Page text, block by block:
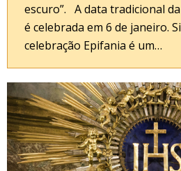
escuro”. A data tradicional
é celebrada em 6 de janeiro.
celebração Epifania é um…